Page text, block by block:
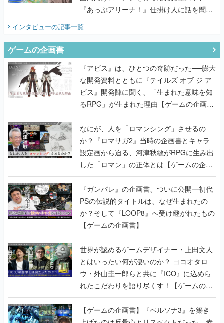
『アビス』は、ひとつの奇跡だった──膨大
な開発資料とともに『テイルズ オブ ジ ア
るRPG」が生まれた理由【ゲームの企画
書】
なにが、人を「ロマンシング」させるの
か？『ロマサガ2』当時の企画書とキャラ
設定画から迫る、河津秋敏がRPGに生み出
した「ロマン」の正体とは【ゲームの企画
書】
『ガンパレ』の企画書、ついに公開━初代
PSの伝説的タイトルは、なぜ生まれたの
か？そして『LOOP8』へ受け継がれたもの
【ゲームの企画書】
世界が認めるゲームデザイナー・上田文人
とはいったい何が凄いのか？ ヨコオタロ
ウ・外山圭一郎らと共に『ICO』に込めら
れたこだわりを語り尽くす！【ゲームの企
画書】
【ゲームの企画書】『ペルソナ3』を築き
上げたのは反骨心とリスペクトだった。赤
い企画書のもとに集った“愚連隊”がシリー
ズを生まれ変わらせるまで【橋野桂インタ
ビュー】